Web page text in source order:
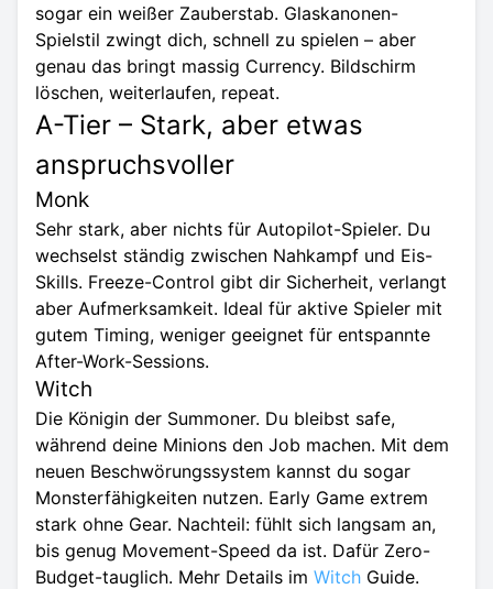
sogar ein weißer Zauberstab. Glaskanonen-
Spielstil zwingt dich, schnell zu spielen – aber
genau das bringt massig Currency. Bildschirm
löschen, weiterlaufen, repeat.
A-Tier – Stark, aber etwas
anspruchsvoller
Monk
Sehr stark, aber nichts für Autopilot-Spieler. Du
wechselst ständig zwischen Nahkampf und Eis-
Skills. Freeze-Control gibt dir Sicherheit, verlangt
aber Aufmerksamkeit. Ideal für aktive Spieler mit
gutem Timing, weniger geeignet für entspannte
After-Work-Sessions.
Witch
Die Königin der Summoner. Du bleibst safe,
während deine Minions den Job machen. Mit dem
neuen Beschwörungssystem kannst du sogar
Monsterfähigkeiten nutzen. Early Game extrem
stark ohne Gear. Nachteil: fühlt sich langsam an,
bis genug Movement-Speed da ist. Dafür Zero-
Budget-tauglich. Mehr Details im Witch Guide.